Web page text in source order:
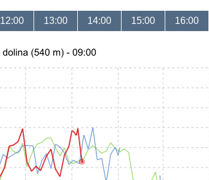
12:00 13:00 14:00 15:00 16:00